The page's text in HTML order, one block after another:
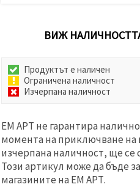
ВИЖ
Продуктът е наличен
Ограничена наличност
Изчерпана наличност
ЕМ АРТ не гарантира
момента на приключване на
изчерпана наличност, ще се
Този артикул може да бъде
магазините на ЕМ АРТ.